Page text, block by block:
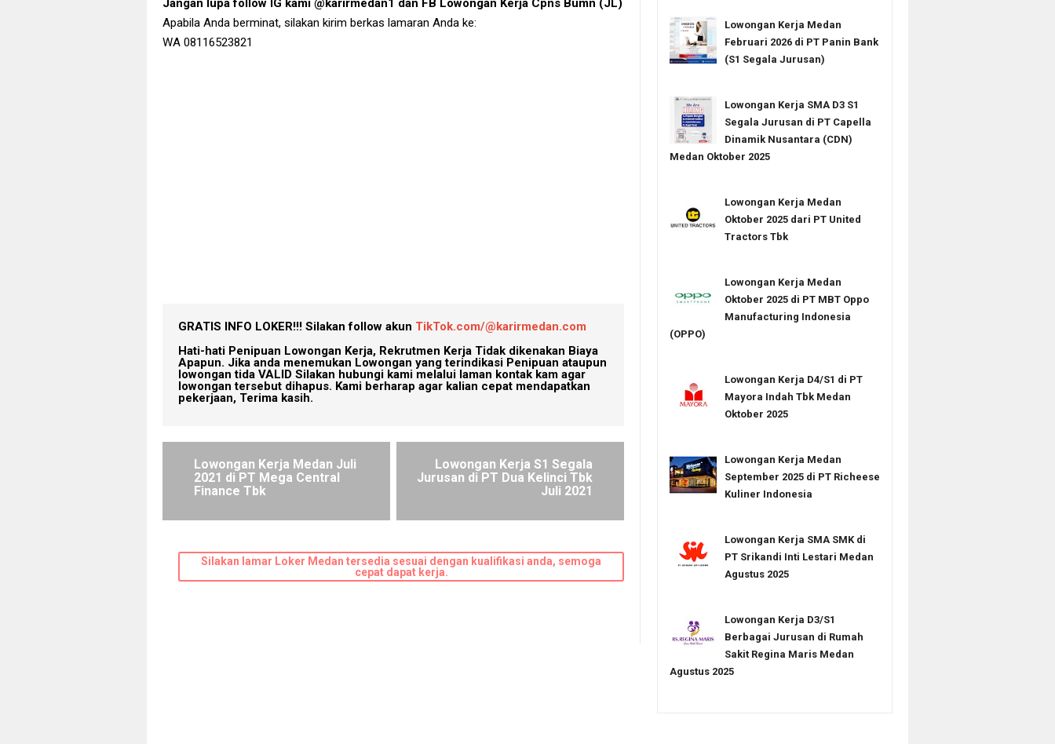
Jangan lupa follow IG kami @karirmedan1 dan FB Lowongan Kerja Cpns Bumn (JL)
Apabila Anda berminat, silakan kirim berkas lamaran Anda ke:
WA 08116523821
GRATIS INFO LOKER!!! Silakan follow akun TikTok.com/@karirmedan.com
Hati-hati Penipuan Lowongan Kerja, Rekrutmen Kerja Tidak dikenakan Biaya
Apapun. Jika anda menemukan Lowongan yang terindikasi Penipuan ataupun
lowongan tida VALID Silakan hubungi kami melalui laman kontak kam agar
lowongan tersebut dihapus. Kami berharap agar kalian cepat mendapatkan
pekerjaan, Terima kasih.
Lowongan Kerja Medan Juli
2021 di PT Mega Central
Finance Tbk
Lowongan Kerja S1 Segala
Jurusan di PT Dua Kelinci Tbk
Juli 2021
Silakan lamar Loker Medan tersedia sesuai dengan kualifikasi anda, semoga
cepat dapat kerja.
Lowongan Kerja Medan
Februari 2026 di PT Panin Bank
(S1 Segala Jurusan)
Lowongan Kerja SMA D3 S1
Segala Jurusan di PT Capella
Dinamik Nusantara (CDN)
Medan Oktober 2025
Lowongan Kerja Medan
Oktober 2025 dari PT United
Tractors Tbk
Lowongan Kerja Medan
Oktober 2025 di PT MBT Oppo
Manufacturing Indonesia
(OPPO)
Lowongan Kerja D4/S1 di PT
Mayora Indah Tbk Medan
Oktober 2025
Lowongan Kerja Medan
September 2025 di PT Richeese
Kuliner Indonesia
Lowongan Kerja SMA SMK di
PT Srikandi Inti Lestari Medan
Agustus 2025
Lowongan Kerja D3/S1
Berbagai Jurusan di Rumah
Sakit Regina Maris Medan
Agustus 2025